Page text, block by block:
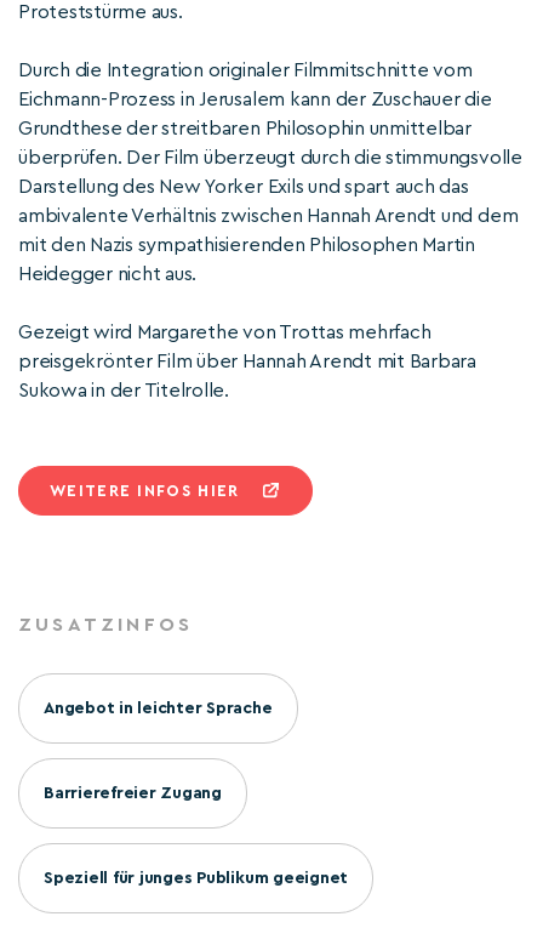
Proteststürme aus.
Durch die Integration originaler Filmmitschnitte vom
Eichmann-Prozess in Jerusalem kann der Zuschauer die
Grundthese der streitbaren Philosophin unmittelbar
überprüfen. Der Film überzeugt durch die stimmungsvolle
Darstellung des New Yorker Exils und spart auch das
ambivalente Verhältnis zwischen Hannah Arendt und dem
mit den Nazis sympathisierenden Philosophen Martin
Heidegger nicht aus.
Gezeigt wird Margarethe von Trottas mehrfach
preisgekrönter Film über Hannah Arendt mit Barbara
Sukowa in der Titelrolle.
WEITERE INFOS HIER
ZUSATZINFOS
Angebot in leichter Sprache
Barrierefreier Zugang
Speziell für junges Publikum geeignet